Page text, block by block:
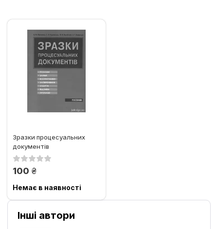
Зразки процесуальних
документів
100 грн.
Немає в наявності
Інші автори